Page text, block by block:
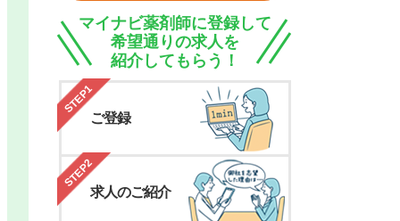
マイナビ薬剤師に登録して
希望通りの求人を
紹介してもらう！
STEP1
ご登録
STEP2
求人のご紹介